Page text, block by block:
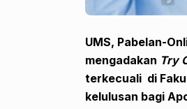
UMS, Pabelan-
mengadakan Try
terkecuali di
kelulusan bagi